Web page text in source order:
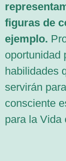
figuras de
ejemplo.
oportunidad
habilidades
servirán
consciente
para la Vida